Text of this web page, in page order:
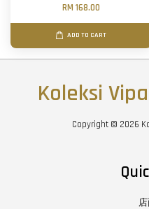
RM 168.00
ADD TO CART
Koleksi
Copyright © 2026